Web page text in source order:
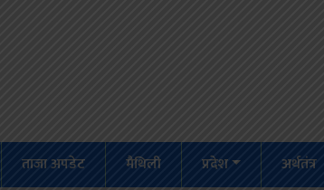
ताजा अपडेट मैथिली प्रदेश अर्थतंत्र